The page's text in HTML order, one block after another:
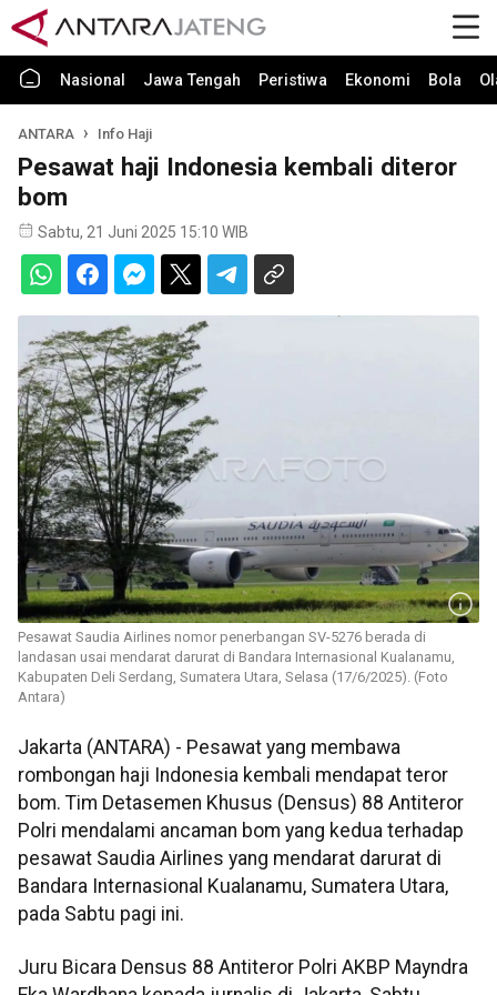
Nasional Jawa Tengah Peristiwa Ekonomi Bola
ANTARA Info Haji
Pesawat haji Indonesia kembali diteror
bom
Sabtu, 21 Juni 2025 15:10 WIB
Pesawat Saudia Airlines nomor penerbangan SV-5276 berada di
landasan usai mendarat darurat di Bandara Internasional Kualanamu,
Kabupaten Deli Serdang, Sumatera Utara, Selasa (17/6/2025). (Foto
Antara)
Jakarta (ANTARA) - Pesawat yang membawa
rombongan haji Indonesia kembali mendapat teror
bom. Tim Detasemen Khusus (Densus) 88 Antiteror
Polri mendalami ancaman bom yang kedua terhadap
pesawat Saudia Airlines yang mendarat darurat di
Bandara Internasional Kualanamu, Sumatera Utara,
pada Sabtu pagi ini.
Juru Bicara Densus 88 Antiteror Polri AKBP Mayndra